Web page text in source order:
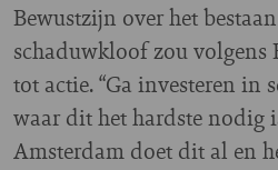
Bewustzijn over het
schaduwkloof zou volgens
tot actie. “Ga investeren in
waar dit het hardste nodig
Amsterdam doet dit al en